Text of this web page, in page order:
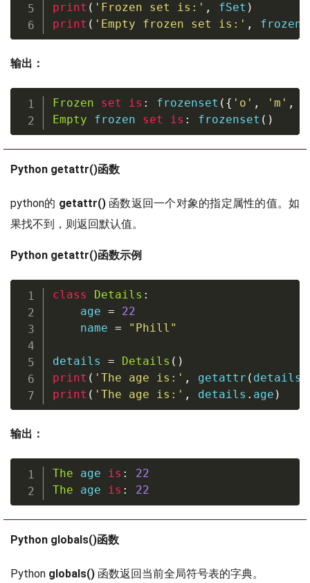
print ( 'Frozen set is:' , fSet )
print ( 'Empty frozen set is:' ,
输出：
Frozen set is : frozenset ( { 'o' , 'm' ,
Empty frozen set is : frozenset ( )
Python getattr()函数
python的 getattr()函数返回一个对象的指定属性的值。如
果找不到，则返回默认值。
Python getattr()函数示例
class Details :
    age
=
22
    name
= "Phill"
details = Details ( )
print ( 'The age is:' , getattr ( details
print ( 'The age is:' , details . age )
输出：
The age is :
22
The age is : 22
Python globals()函数
Python globals() 函数返回当前全局符号表的字典。